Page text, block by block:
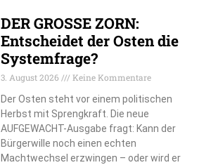
DER GROSSE ZORN:
Entscheidet der Osten die
Systemfrage?
3. August 2026
Keine Kommentare
Der Osten steht vor einem politischen
Herbst mit Sprengkraft. Die neue
AUFGEWACHT-Ausgabe fragt: Kann der
Bürgerwille noch einen echten
Machtwechsel erzwingen – oder wird er